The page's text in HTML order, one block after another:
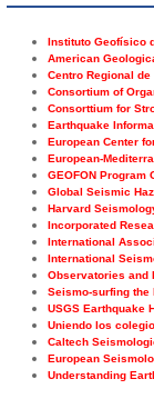
Instituto Geofísico
American
Centro Regional
Consortium of
Consorttium for
Earthquake
European Center
European-
GEOFON Program
Global Seismic
Harvard
Incorporated
International
International
Observatories and
Seismo-surfing the
USGS Earthquake
Uniendo los
Caltech
European
Understanding